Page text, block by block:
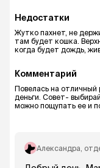
Недостатки
Жутко пахнет, не
там будет кошка.
когда будет дождь,
Комментарий
Повелась на отличный
деньги. Совет-
можно пощупать ее и
Александра ,